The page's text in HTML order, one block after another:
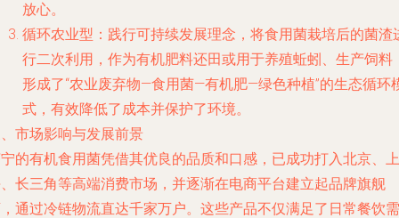
放心。
循环农业型 ：践行可持续发展理念，将食用菌栽培后的菌渣
行二次利用，作为有机肥料还田或用于养殖蚯蚓、生产饲料
形成了“农业废弃物—食用菌—有机肥—绿色种植”的生态循环
式，有效降低了成本并保护了环境。
市场影响与发展前景
的有机食用菌凭借其优良的品质和口感，已成功打入北京、上
长三角等高端消费市场，并逐渐在电商平台建立起品牌旗舰
通过冷链物流直达千家万户。这些产品不仅满足了日常餐饮需